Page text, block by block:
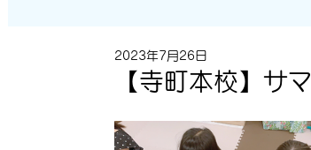
【寺町本校】サ
2023年7月26日